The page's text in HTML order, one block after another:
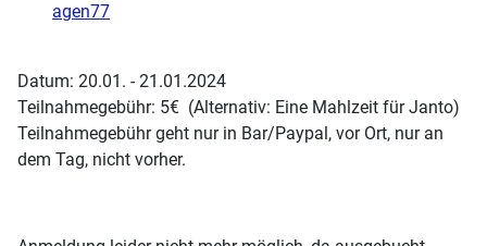
agen77
Datum: 20.01. - 21.01.2024
Teilnahmegebühr: 5€ (Alternativ: Eine Mahlzeit für Janto)
Teilnahmegebühr geht nur in Bar/Paypal, vor Ort, nur an
dem Tag, nicht vorher.